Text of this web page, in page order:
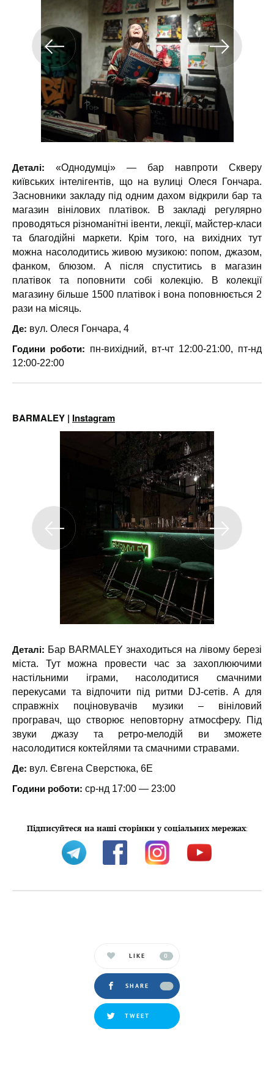
Деталі: «Однодумці» — бар навпроти Скверу
київських інтелігентів, що на вулиці Олеся Гончара.
Засновники закладу під одним дахом відкрили бар та
магазин вінілових платівок. В закладі регулярно
проводяться різноманітні івенти, лекції, майстер-класи
та благодійні маркети. Крім того, на вихідних тут
можна насолодитись живою музикою: попом, джазом,
фанком, блюзом. А після спуститись в магазин
платівок та поповнити собі колекцію. В колекції
магазину більше 1500 платівок і вона поповнюється 2
рази на місяць.
Де: вул. Олеся Гончара, 4
Години роботи: пн-вихідний, вт-чт 12:00-21:00, пт-нд
12:00-22:00
BARMALEY | Instagram
Деталі: Бар BARMALEY знаходиться на лівому березі
міста. Тут можна провести час за захоплюючими
настільними іграми, насолодитися смачними
перекусами та відпочити під ритми DJ-сетів. А для
справжніх поціновувачів музики – вініловий
програвач, що створює неповторну атмосферу. Під
звуки джазу та ретро-мелодій ви зможете
насолодитися коктейлями та смачними стравами.
Де: вул. Євгена Сверстюка, 6Е
Години роботи: ср-нд 17:00 — 23:00
Підписуйтеся на наші сторінки у соціальних мережах:
LIKE 0
SHARE
TWEET